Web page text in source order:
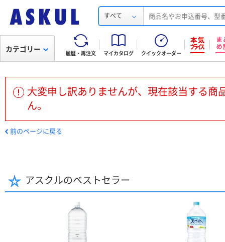
すべて
履歴・再注文 マイカタログ クイックオーダー
カテゴリー
大変申し訳ありませんが、現在該当する商
ん。
前のページに戻る
アスクルのベストセラー